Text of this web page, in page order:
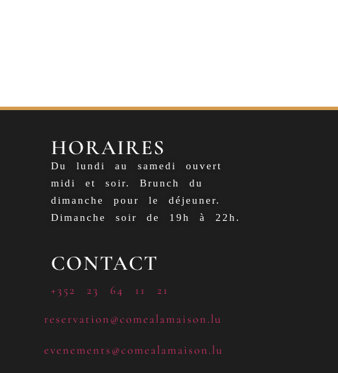
HORAIRES
Du lundi au samedi ouvert
midi et soir. Brunch du
dimanche pour le déjeuner.
Dimanche soir de 19h à 22h.
CONTACT
+352 23 64 11 21
reservation@comealamaison.lu
evenements@comealamaison.lu